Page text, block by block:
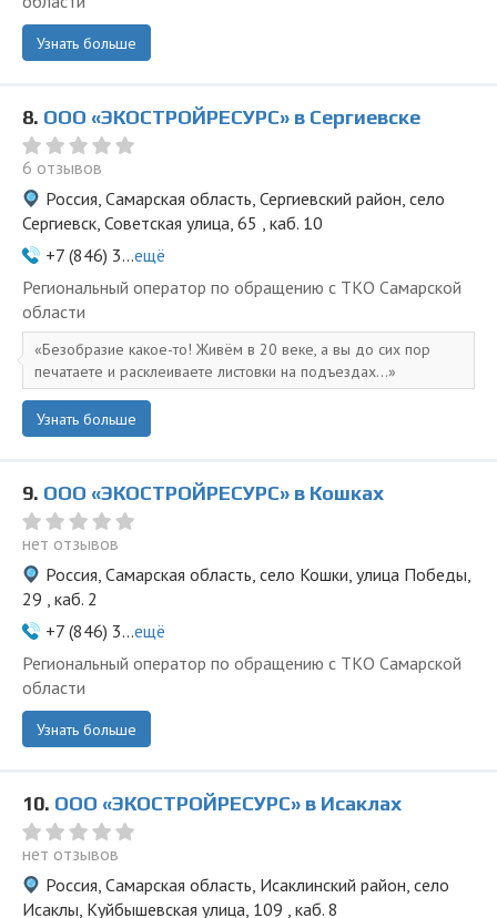
Узнать больше
8. ООО «ЭКОСТРОЙРЕСУРС» в Сергиевске
6 отзывов
Россия, Самарская область, Сергиевский район, село
Сергиевск, Советская улица, 65 , каб. 10
+7 (846) 3...ещё
Региональный оператор по обращению с ТКО Самарской
области
Безобразие какое-то! Живём в 20 веке, а вы до сих пор
печатаете и расклеиваете листовки на подъездах...
Узнать больше
9. ООО «ЭКОСТРОЙРЕСУРС» в Кошках
нет отзывов
Россия, Самарская область, село Кошки, улица Победы,
29 , каб. 2
+7 (846) 3...ещё
Региональный оператор по обращению с ТКО Самарской
области
Узнать больше
10. ООО «ЭКОСТРОЙРЕСУРС» в Исаклах
нет отзывов
Россия, Самарская область, Исаклинский район, село
Исаклы, Куйбышевская улица, 109 , каб. 8